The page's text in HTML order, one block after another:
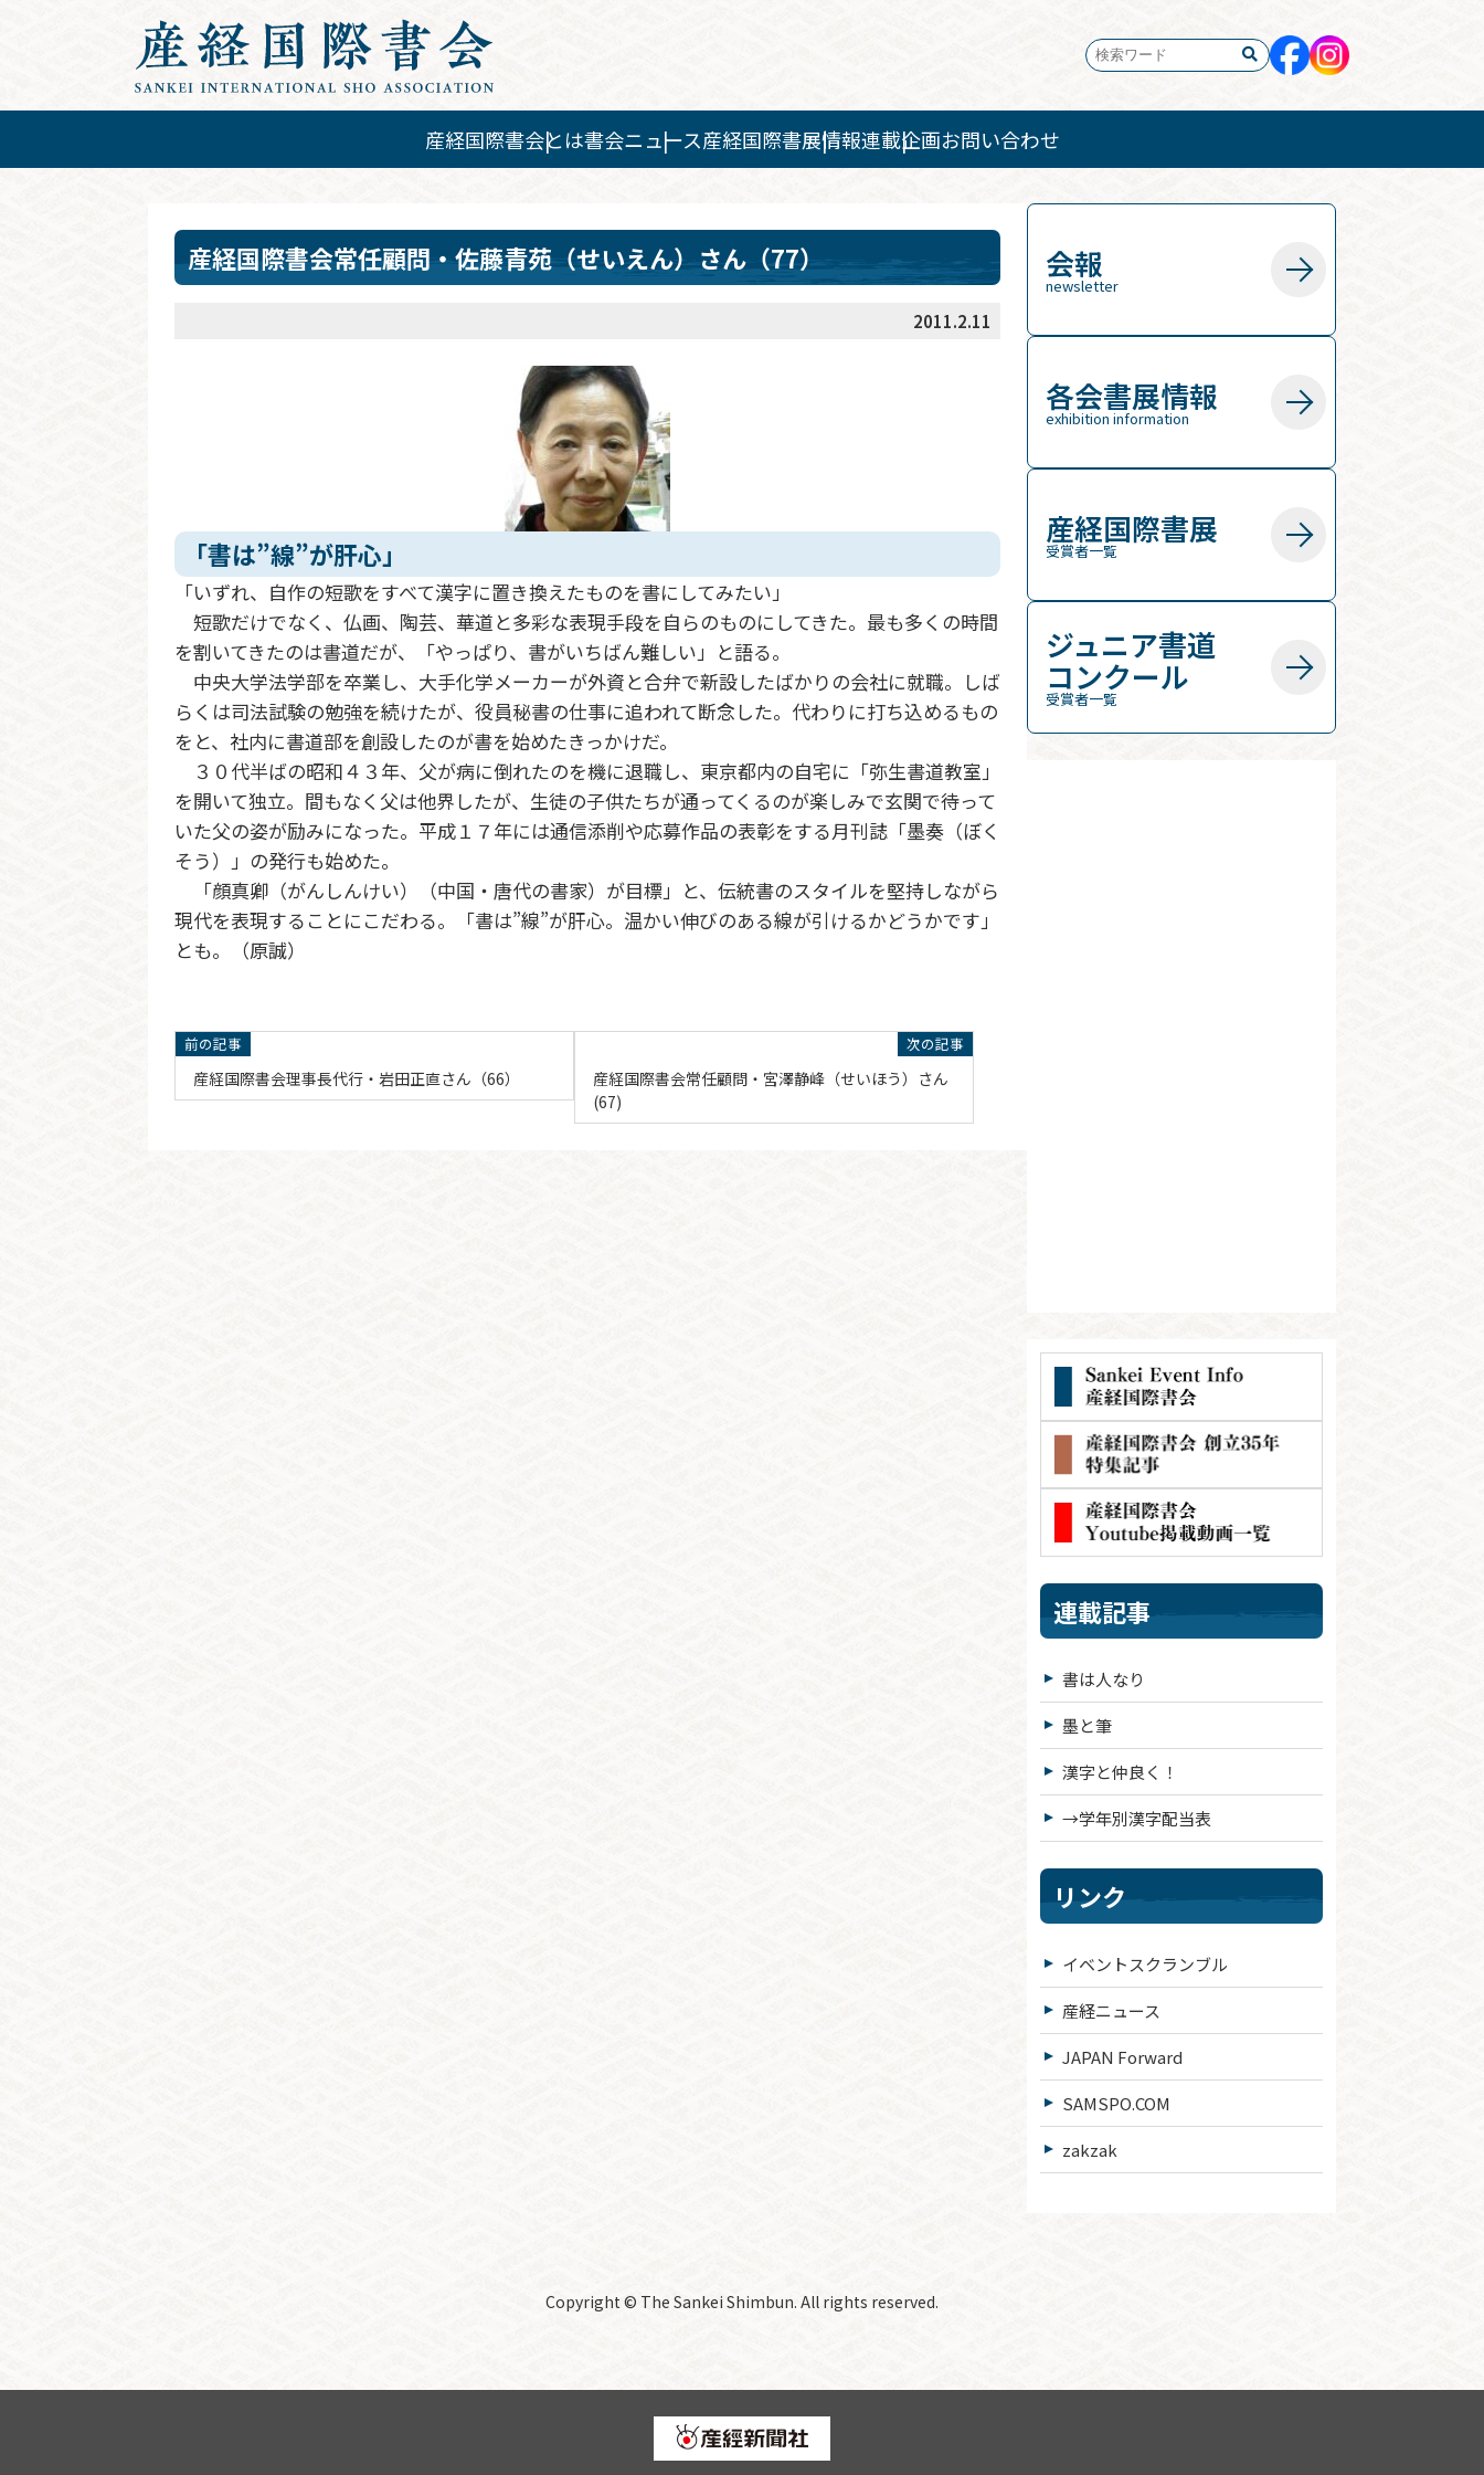
産経国際書会とは書会ニュース産経国際書展情報連載企画お問い合わせ
産経国際書会常任顧問・佐藤青苑（せいえん）さん（77）
2011.2.11
「書は”線”が肝心」
「いずれ、自作の短歌をすべて漢字に置き換えたものを書にしてみたい」
短歌だけでなく、仏画、陶芸、華道と多彩な表現手段を自らのものにしてきた。最も多くの時間
を割いてきたのは書道だが、「やっぱり、書がいちばん難しい」と語る。
中央大学法学部を卒業し、大手化学メーカーが外資と合弁で新設したばかりの会社に就職。しば
らくは司法試験の勉強を続けたが、役員秘書の仕事に追われて断念した。代わりに打ち込めるもの
をと、社内に書道部を創設したのが書を始めたきっかけだ。
３０代半ばの昭和４３年、父が病に倒れたのを機に退職し、東京都内の自宅に「弥生書道教室」
を開いて独立。間もなく父は他界したが、生徒の子供たちが通ってくるのが楽しみで玄関で待って
いた父の姿が励みになった。平成１７年には通信添削や応募作品の表彰をする月刊誌「墨奏（ぼく
そう）」の発行も始めた。
「顔真卿（がんしんけい）（中国・唐代の書家）が目標」と、伝統書のスタイルを堅持しながら
現代を表現することにこだわる。「書は”線”が肝心。温かい伸びのある線が引けるかどうかです」
とも。（原誠）
産経国際書会理事長代行・岩田正直さん（66）
産経国際書会常任顧問・宮澤静峰（せいほう）さん
(67)
会報
newsletter
各会書展情報
exhibition information
産経国際書展
受賞者一覧
ジュニア書道
コンクール
受賞者一覧
連載記事
書は人なり
墨と筆
漢字と仲良く！
→学年別漢字配当表
リンク
イベントスクランブル
産経ニュース
JAPAN Forward
SAMSPO.COM
zakzak
Copyright © The Sankei Shimbun. All rights reserved.